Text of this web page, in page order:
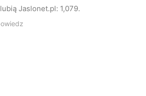
Jaslonet.pl: 1,079.